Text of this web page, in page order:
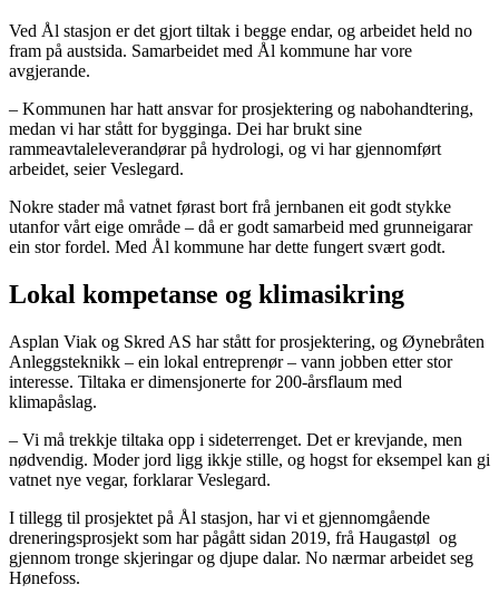
Ved Ål stasjon er det gjort tiltak i begge endar, og arbeidet held no
fram på austsida. Samarbeidet med Ål kommune har vore
avgjerande.
– Kommunen har hatt ansvar for prosjektering og nabohandtering,
medan vi har stått for bygginga. Dei har brukt sine
rammeavtaleleverandørar på hydrologi, og vi har gjennomført
arbeidet, seier Veslegard.
Nokre stader må vatnet førast bort frå jernbanen eit godt stykke
utanfor vårt eige område – då er godt samarbeid med grunneigarar
ein stor fordel. Med Ål kommune har dette fungert svært godt.
Lokal kompetanse og klimasikring
Asplan Viak og Skred AS har stått for prosjektering, og Øynebråten
Anleggsteknikk – ein lokal entreprenør – vann jobben etter stor
interesse. Tiltaka er dimensjonerte for 200-årsflaum med
klimapåslag.
– Vi må trekkje tiltaka opp i sideterrenget. Det er krevjande, men
nødvendig. Moder jord ligg ikkje stille, og hogst for eksempel kan gi
vatnet nye vegar, forklarar Veslegard.
I tillegg til prosjektet på Ål stasjon, har vi et gjennomgående
dreneringsprosjekt som har pågått sidan 2019, frå Haugastøl og
gjennom tronge skjeringar og djupe dalar. No nærmar arbeidet seg
Hønefoss.